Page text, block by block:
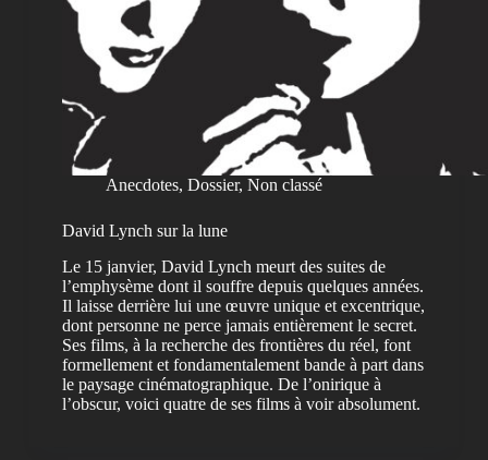
Anecdotes, Dossier, Non classé
David Lynch sur la lune
Le 15 janvier, David Lynch meurt des suites de
l’emphysème dont il souffre depuis quelques années.
Il laisse derrière lui une œuvre unique et excentrique,
dont personne ne perce jamais entièrement le secret.
Ses films, à la recherche des frontières du réel, font
formellement et fondamentalement bande à part dans
le paysage cinématographique. De l’onirique à
l’obscur, voici quatre de ses films à voir absolument.